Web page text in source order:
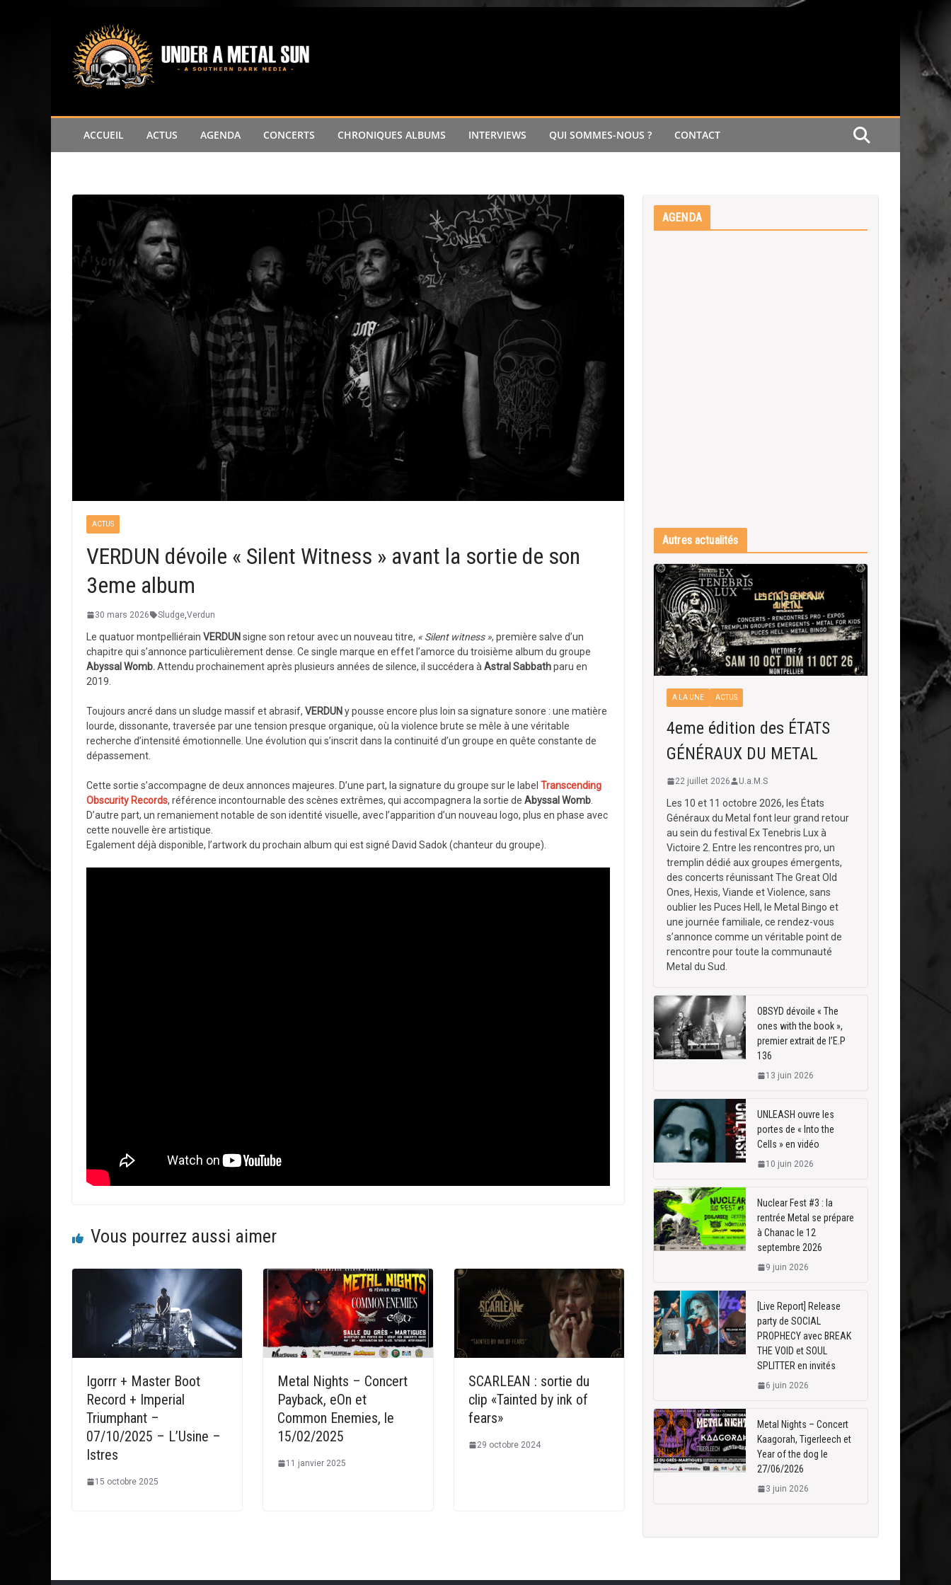
contenu
ACCUEIL ACTUS AGENDA CONCERTS CHRONIQUES ALBUMS INTERVIEWS QUI SOMMES-NOUS ? CONTACT
ACTUS
VERDUN dévoile « Silent Witness » avant la sortie de son
3eme album
30 mars 2026 Sludge,Verdun
Le quatuor montpelliérain VERDUN signe son retour avec un nouveau titre, « Silent witness », première salve d’un
chapitre qui s’annonce particulièrement dense. Ce single marque en effet l’amorce du troisième album du groupe
Abyssal Womb.Attendu prochainement après plusieurs années de silence, il succédera àAstral Sabbathparu en
2019.
Toujours ancré dans un sludge massif et abrasif, VERDUN y pousse encore plus loin sa signature sonore : une matière
lourde, dissonante, traversée par une tension presque organique, où la violence brute se mêle à une véritable
recherche d’intensité émotionnelle. Une évolution qui s’inscrit dans la continuité d’un groupe en quête constante de
dépassement.
Cette sortie s’accompagne de deux annonces majeures. D’une part, la signature du groupe sur le label Transcending
Obscurity Records, référence incontournable des scènes extrêmes, qui accompagnera la sortie de Abyssal Womb.
D’autre part, un remaniement notable de son identité visuelle, avec l’apparition d’un nouveau logo, plus en phase avec
cette nouvelle ère artistique.
Egalement déjà disponible, l’artwork du prochain album qui est signé David Sadok (chanteur du groupe).
Vous pourrez aussi aimer
Igorrr + Master Boot
Record + Imperial
Triumphant –
07/10/2025 – L’Usine –
Istres
15 octobre 2025
Metal Nights – Concert
Payback, eOn et
Common Enemies, le
15/02/2025
11 janvier 2025
SCARLEAN : sortie du
clip «Tainted by ink of
fears»
29 octobre 2024
AGENDA
Autres actualités
A LA UNE ACTUS
4eme édition des ÉTATS
GÉNÉRAUX DU METAL
22 juillet 2026 U.a.M.S
Les 10 et 11 octobre 2026, les États
Généraux du Metal font leur grand retour
au sein du festival Ex Tenebris Lux à
Victoire 2. Entre les rencontres pro, un
tremplin dédié aux groupes émergents,
des concerts réunissant The Great Old
Ones, Hexis, Viande et Violence, sans
oublier les Puces Hell, le Metal Bingo et
une journée familiale, ce rendez-vous
s’annonce comme un véritable point de
rencontre pour toute la communauté
Metal du Sud.
OBSYD dévoile « The
ones with the book »,
premier extrait de l’E.P
136
13 juin 2026
UNLEASH ouvre les
portes de « Into the
Cells » en vidéo
10 juin 2026
Nuclear Fest #3 : la
rentrée Metal se prépare
à Chanac le 12
septembre 2026
9 juin 2026
[Live Report] Release
party de SOCIAL
PROPHECY avec BREAK
THE VOID et SOUL
SPLITTER en invités
6 juin 2026
Metal Nights – Concert
Kaagorah, Tigerleech et
Year of the dog le
27/06/2026
3 juin 2026